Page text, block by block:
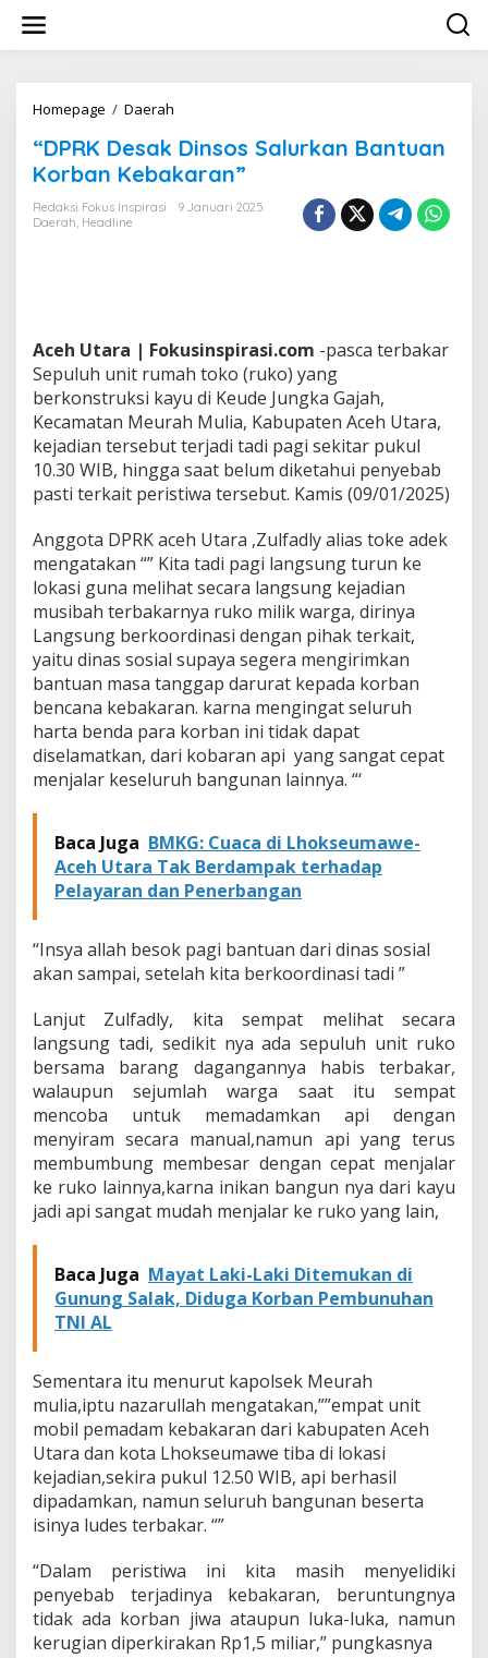
w
Homepage / Daerah
P
R
K
D
n
o
s
S
a
l
u
r
a
n
B
a
n
t
u
a
n
K
o
r
b
K
e
b
a
r
a
“DPRK Desak Dinsos Salurkan Bantuan
Korban Kebakaran”
Redaksi Fokus Inspirasi
9 Januari 2025
Daerah, Headline
Aceh Utara | Fokusinspirasi.com -pasca terbakar
Sepuluh unit rumah toko (ruko) yang
berkonstruksi kayu di Keude Jungka Gajah,
Kecamatan Meurah Mulia, Kabupaten Aceh Utara,
kejadian tersebut terjadi tadi pagi sekitar pukul
10.30 WIB, hingga saat belum diketahui penyebab
pasti terkait peristiwa tersebut. Kamis (09/01/2025)
Anggota DPRK aceh Utara ,Zulfadly alias toke adek
mengatakan “” Kita tadi pagi langsung turun ke
lokasi guna melihat secara langsung kejadian
musibah terbakarnya ruko milik warga, dirinya
Langsung berkoordinasi dengan pihak terkait,
yaitu dinas sosial supaya segera mengirimkan
bantuan masa tanggap darurat kepada korban
bencana kebakaran. karna mengingat seluruh
harta benda para korban ini tidak dapat
diselamatkan, dari kobaran api yang sangat cepat
menjalar keseluruh bangunan lainnya. “‘
Baca Juga BMKG: Cuaca di Lhokseumawe-
Aceh Utara Tak Berdampak terhadap
Pelayaran dan Penerbangan
“Insya allah besok pagi bantuan dari dinas sosial
akan sampai, setelah kita berkoordinasi tadi ”
Lanjut Zulfadly, kita sempat melihat secara
langsung tadi, sedikit nya ada sepuluh unit ruko
bersama barang dagangannya habis terbakar,
walaupun sejumlah warga saat itu sempat
mencoba untuk memadamkan api dengan
menyiram secara manual,namun api yang terus
membumbung membesar dengan cepat menjalar
ke ruko lainnya,karna inikan bangun nya dari kayu
jadi api sangat mudah menjalar ke ruko yang lain,
Baca Juga Mayat Laki-Laki Ditemukan di
Gunung Salak, Diduga Korban Pembunuhan
TNI AL
Sementara itu menurut kapolsek Meurah
mulia,iptu nazarullah mengatakan,””empat unit
mobil pemadam kebakaran dari kabupaten Aceh
Utara dan kota Lhokseumawe tiba di lokasi
kejadian,sekira pukul 12.50 WIB, api berhasil
dipadamkan, namun seluruh bangunan beserta
isinya ludes terbakar. “”
“Dalam peristiwa ini kita masih menyelidiki
penyebab terjadinya kebakaran, beruntungnya
tidak ada korban jiwa ataupun luka-luka, namun
kerugian diperkirakan Rp1,5 miliar,” pungkasnya